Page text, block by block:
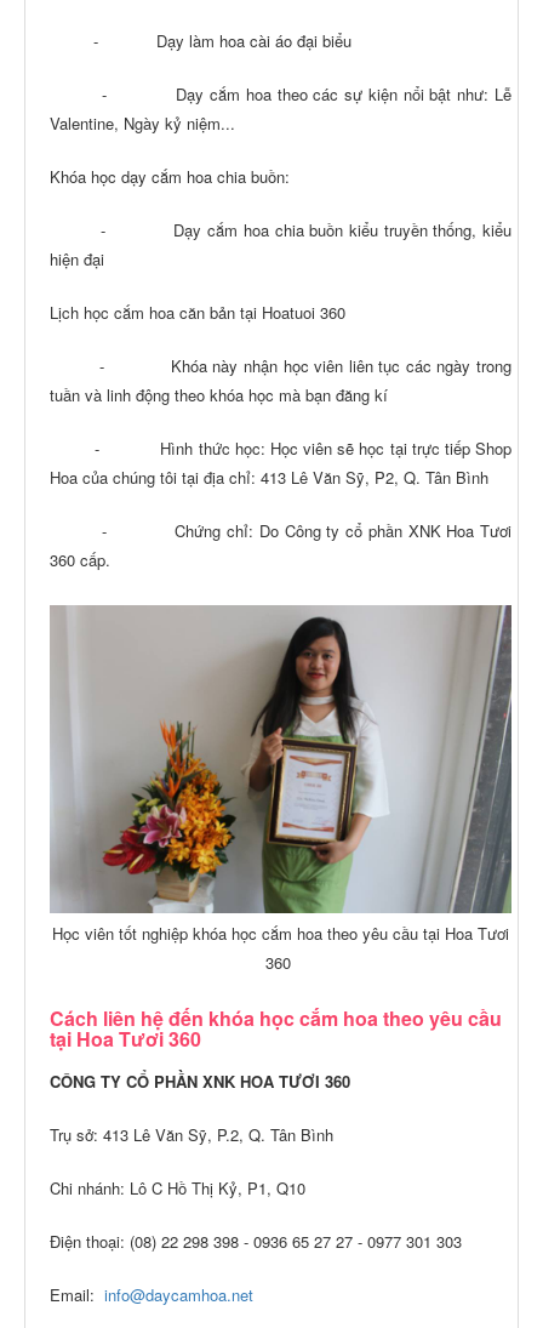
- Dạy làm hoa cài áo đại biểu
- Dạy cắm hoa theo các sự kiện nổi bật như: Lễ
Valentine, Ngày kỷ niệm...
Khóa học dạy cắm hoa chia buồn:
- Dạy cắm hoa chia buồn kiểu truyền thống, kiểu
hiện đại
Lịch học cắm hoa căn bản tại Hoatuoi 360
- Khóa này nhận học viên liên tục các ngày trong
tuần và linh động theo khóa học mà bạn đăng kí
- Hình thức học: Học viên sẽ học tại trực tiếp Shop
Hoa của chúng tôi tại địa chỉ: 413 Lê Văn Sỹ, P2, Q. Tân Bình
- Chứng chỉ: Do Công ty cổ phần XNK Hoa Tươi
360 cấp.
Học viên tốt nghiệp khóa học cắm hoa theo yêu cầu tại Hoa Tươi
360
Cách liên hệ đến khóa học cắm hoa theo yêu cầu
tại Hoa Tươi 360
CÔNG TY CỔ PHẦN XNK HOA TƯƠI 360
Trụ sở: 413 Lê Văn Sỹ, P.2, Q. Tân Bình
Chi nhánh: Lô C Hồ Thị Kỷ, P1, Q10
Điện thoại: (08) 22 298 398 - 0936 65 27 27 - 0977 301 303
Email: info@daycamhoa.net